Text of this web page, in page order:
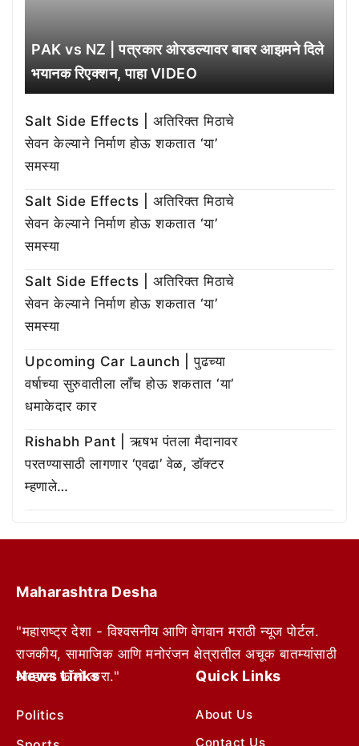
PAK vs NZ | पत्रकार ओरडल्यावर बाबर आझमने दिले
भयानक रिएक्शन, पाहा VIDEO
Salt Side Effects | अतिरिक्त मिठाचे
सेवन केल्याने निर्माण होऊ शकतात ‘या’
समस्या
Salt Side Effects | अतिरिक्त मिठाचे
सेवन केल्याने निर्माण होऊ शकतात ‘या’
समस्या
Salt Side Effects | अतिरिक्त मिठाचे
सेवन केल्याने निर्माण होऊ शकतात ‘या’
समस्या
Upcoming Car Launch | पुढच्या
वर्षाच्या सुरुवातीला लाँच होऊ शकतात ‘या’
धमाकेदार कार
Rishabh Pant | ऋषभ पंतला मैदानावर
परतण्यासाठी लागणार ‘एवढा’ वेळ, डॉक्टर
म्हणाले…
Maharashtra Desha
"महाराष्ट्र देशा - विश्वसनीय आणि वेगवान मराठी न्यूज पोर्टल.
राजकीय, सामाजिक आणि मनोरंजन क्षेत्रातील अचूक बातम्यांसाठी
आम्हाला फॉलो करा."
News Links
Politics
Quick Links
About Us
Contact Us